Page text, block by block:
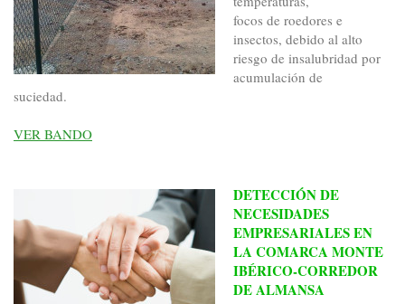
focos de roedores e
insectos, debido al alto
riesgo de insalubridad por
acumulación de
suciedad.
VER BANDO
DETECCIÓN DE
NECESIDADES
EMPRESARIALES EN
LA COMARCA MONTE
IBÉRICO-CORREDOR
DE ALMANSA